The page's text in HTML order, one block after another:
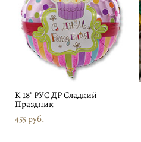
К 18" РУС ДР Сладкий
Праздник
455 pуб.